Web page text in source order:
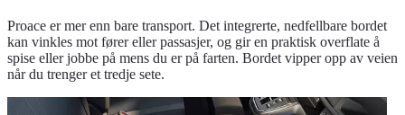
Proace er mer enn bare transport. Det integrerte, nedfellbare bordet
kan vinkles mot fører eller passasjer, og gir en praktisk overflate å
spise eller jobbe på mens du er på farten. Bordet vipper opp av veien
når du trenger et tredje sete.